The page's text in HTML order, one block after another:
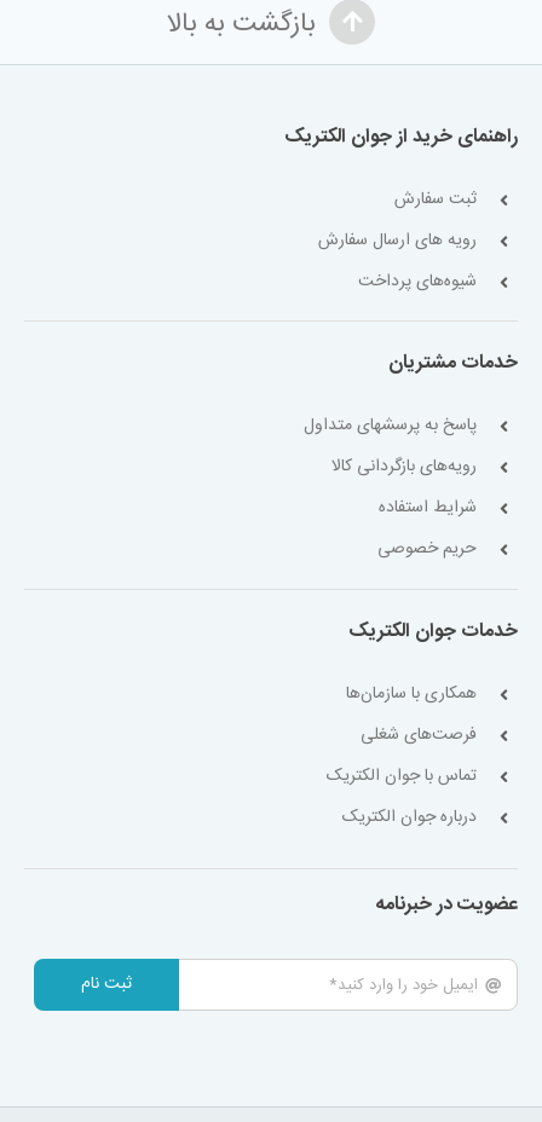
بازگشت به بالا
راهنمای خرید از جوان الکتریک
ثبت سفارش
رویه های ارسال سفارش
شیوه‌های پرداخت
خدمات مشتریان
پاسخ به پرسشهای متداول
رویه‌های بازگردانی کالا
شرایط استفاده
حریم خصوصی
خدمات جوان الکتریک
همکاری با سازمان‌ها
فرصت‌های شغلی
تماس با جوان الکتریک
درباره جوان الکتریک
عضویت در خبرنامه
ثبت نام